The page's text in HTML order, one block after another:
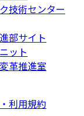
技術センター
部サイト
ット
革推進室
利用規約